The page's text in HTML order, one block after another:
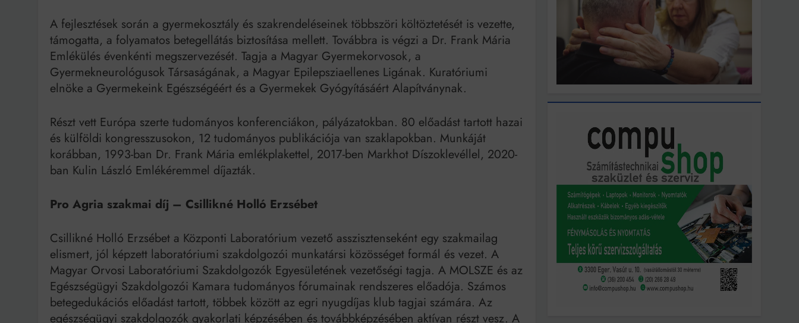
A fejlesztések során a gyermekosztály és szakrendeléseinek többszöri költöztetését is vezette,
támogatta, a folyamatos betegellátás biztosítása mellett. Továbbra is végzi a Dr. Frank Mária
Emlékülés évenkénti megszervezését. Tagja a Magyar Gyermekorvosok, a
Gyermekneurológusok Társaságának, a Magyar Epilepsziaellenes Ligának. Kuratóriumi
elnöke a Gyermekeink Egészségéért és a Gyermekek Gyógyításáért Alapítványnak.
Részt vett Európa szerte tudományos konferenciákon, pályázatokban. 80 előadást tartott hazai
és külföldi kongresszusokon, 12 tudományos publikációja van szaklapokban. Munkáját
korábban, 1993-ban Dr. Frank Mária emlékplakettel, 2017-ben Markhot Díszoklevéllel, 2020-
ban Kulin László Emlékéremmel díjazták.
Pro Agria szakmai díj – Csillikné Holló Erzsébet
Csillikné Holló Erzsébet a Központi Laboratórium vezető asszisztenseként egy szakmailag
elismert, jól képzett laboratóriumi szakdolgozói munkatársi közösséget formál és vezet. A
Magyar Orvosi Laboratóriumi Szakdolgozók Egyesületének vezetőségi tagja. A MOLSZE és az
Egészségügyi Szakdolgozói Kamara tudományos fórumainak rendszeres előadója. Számos
betegedukációs előadást tartott, többek között az egri nyugdíjas klub tagjai számára. Az
egészségügyi szakdolgozók gyakorlati képzésében és továbbképzésében aktívan részt vesz. A